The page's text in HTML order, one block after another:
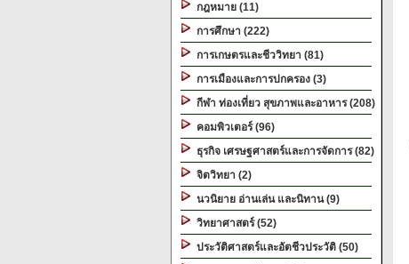
กฎหมาย (11)
การศึกษา (222)
การเกษตรและชีววิทยา (81)
การเมืองและการปกครอง (3)
กีฬา ท่องเที่ยว สุขภาพและอาหาร (208)
คอมพิวเตอร์ (96)
ธุรกิจ เศรษฐศาสตร์และการจัดการ (82)
จิตวิทยา (2)
นวนิยาย อ่านเล่น และนิทาน (9)
วิทยาศาสตร์ (52)
ประวัติศาสตร์และอัตชีวประวัติ (50)